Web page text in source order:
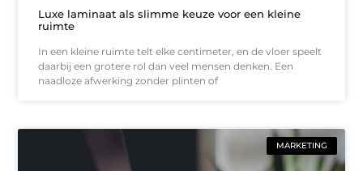
Luxe laminaat als slimme keuze voor een kleine
ruimte
In een kleine ruimte telt elke centimeter, en de vloer speelt
daarbij een grotere rol dan veel mensen denken. Een
naadloze afwerking zonder plinten of
MARKETING